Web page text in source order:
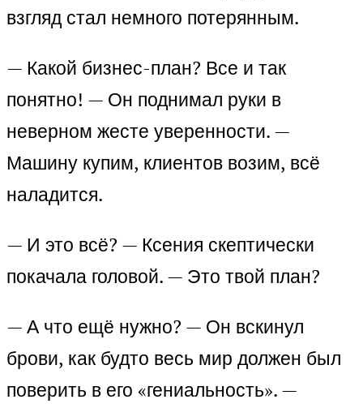
взгляд стал немного потерянным.
— Какой бизнес-план? Все и так
понятно! — Он поднимал руки в
неверном жесте уверенности. —
Машину купим, клиентов возим, всё
наладится.
— И это всё? — Ксения скептически
покачала головой. — Это твой план?
— А что ещё нужно? — Он вскинул
брови, как будто весь мир должен был
поверить в его «гениальность». —